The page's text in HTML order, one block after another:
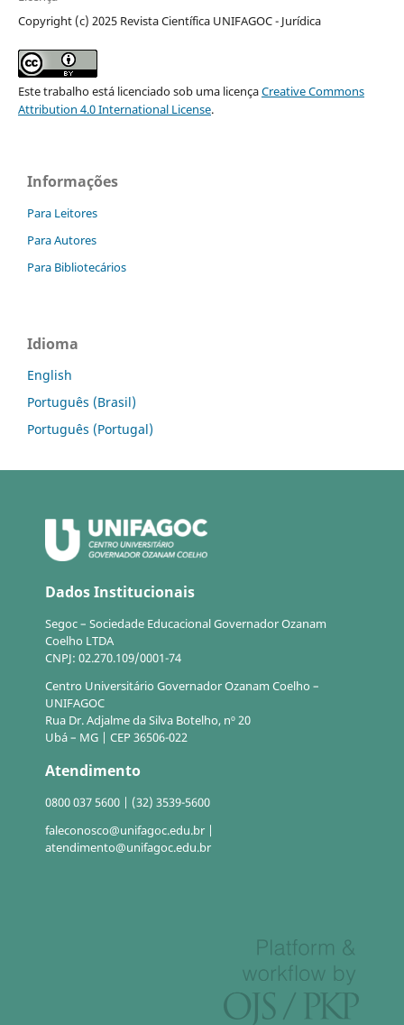
Copyright (c) 2025 Revista Científica UNIFAGOC - Jurídica
Este trabalho está licenciado sob uma licençaCreative Commons
Attribution 4.0 International License.
Informações
Para Leitores
Para Autores
Para Bibliotecários
Idioma
English
Português (Brasil)
Português (Portugal)
Dados Institucionais
Segoc – Sociedade Educacional Governador Ozanam
Coelho LTDA
CNPJ: 02.270.109/0001-74
Centro Universitário Governador Ozanam Coelho –
UNIFAGOC
Rua Dr. Adjalme da Silva Botelho, nº 20
Ubá – MG | CEP 36506-022
Atendimento
0800 037 5600 | (32) 3539-5600
faleconosco@unifagoc.edu.br |
atendimento@unifagoc.edu.br